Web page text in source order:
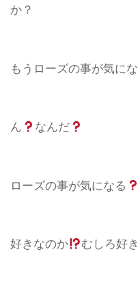
か？
もうローズの事が気に
ん なんだ
ローズの事が気になる
好きなのか むしろ好